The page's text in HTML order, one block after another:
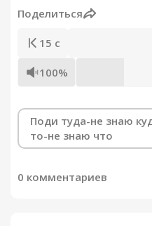
Поделиться
15 с
100%
Поди туда-не знаю
то-не знаю что
0 комментариев